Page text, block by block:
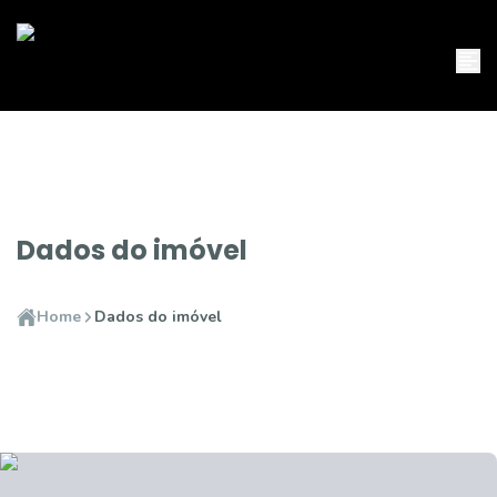
Dados do imóvel
Home Dados do imóvel